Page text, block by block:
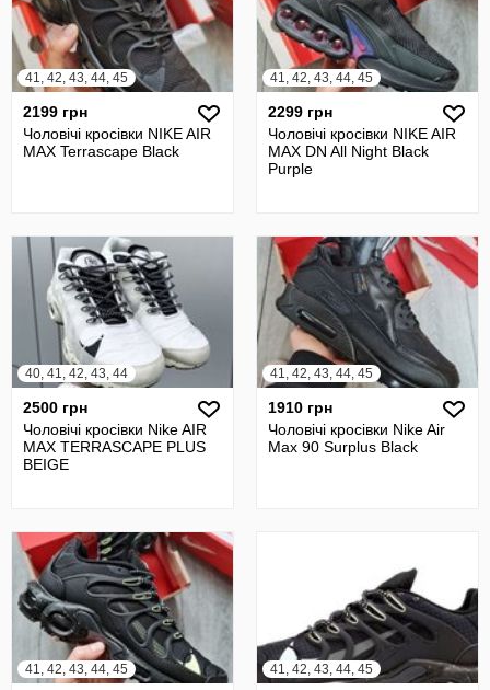
41, 42, 43, 44, 45
2199 грн
Чоловічі кросівки NIKE AIR
MAX Terrascape Black
41, 42, 43, 44, 45
2299 грн
Чоловічі кросівки NIKE AIR
MAX DN All Night Black
Purple
40, 41, 42, 43, 44
2500 грн
Чоловічі кросівки Nike AIR
MAX TERRASCAPE PLUS
BEIGE
41, 42, 43, 44, 45
1910 грн
Чоловічі кросівки Nike Air
Max 90 Surplus Black
41, 42, 43, 44, 45 41, 42, 43, 44, 45